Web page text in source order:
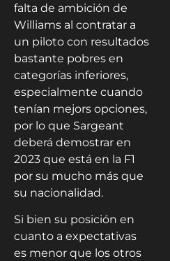
falta de ambición de
Williams al contratar a
un piloto con resultados
bastante pobres en
categorías inferiores,
especialmente cuando
tenían mejors opciones,
por lo que Sargeant
deberá demostrar en
2023 que está en la F1
por su mucho más que
su nacionalidad.
Si bien su posición en
cuanto a expectativas
es menor que los otros